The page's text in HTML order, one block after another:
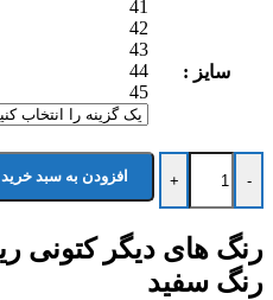
سایز :
41
42
43
44
45
-
کتونی ریباک مدل FZ9923 رنگ سفید عدد
+ افزودن به سبد خرید
رنگ سفید